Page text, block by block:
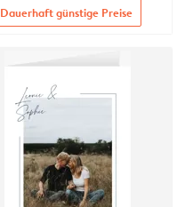
Dauerhaft günstige Preise